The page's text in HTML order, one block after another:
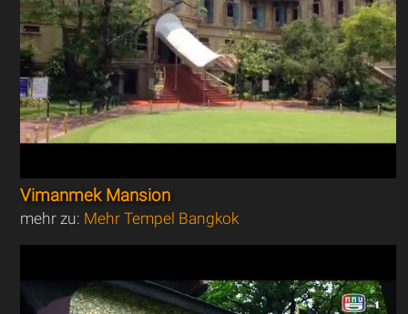
Vimanmek Mansion
mehr zu: Mehr Tempel Bangkok